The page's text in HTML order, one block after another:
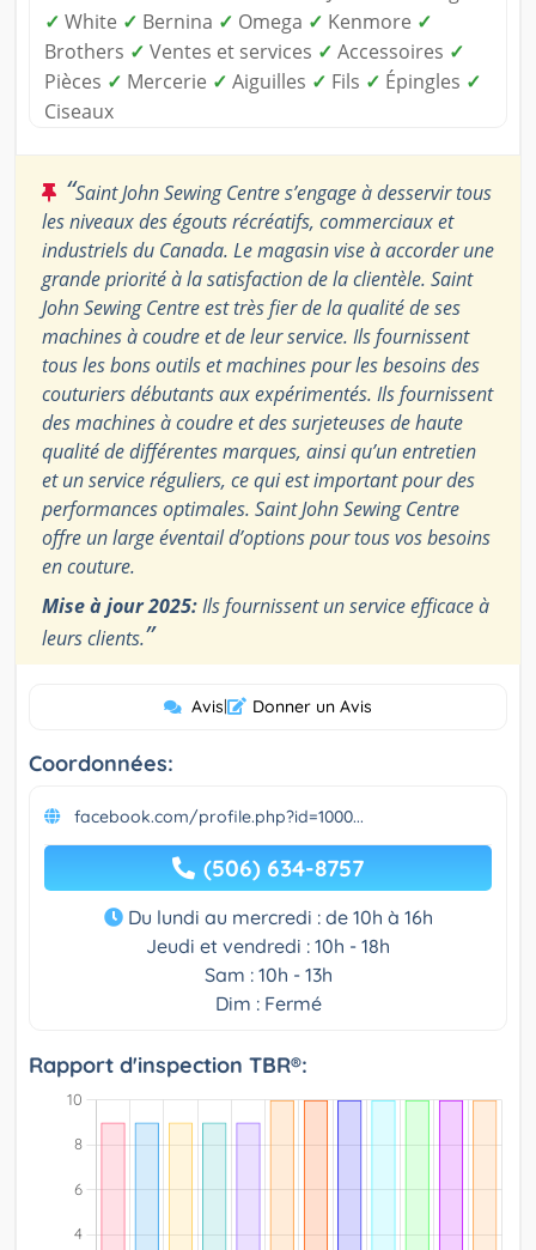
✓ White ✓ Bernina ✓ Omega ✓ Kenmore ✓
Brothers ✓ Ventes et services ✓ Accessoires ✓
Pièces ✓ Mercerie ✓ Aiguilles ✓ Fils ✓ Épingles ✓
Ciseaux
“Saint John Sewing Centre s’engage à desservir tous
les niveaux des égouts récréatifs, commerciaux et
industriels du Canada. Le magasin vise à accorder une
grande priorité à la satisfaction de la clientèle. Saint
John Sewing Centre est très fier de la qualité de ses
machines à coudre et de leur service. Ils fournissent
tous les bons outils et machines pour les besoins des
couturiers débutants aux expérimentés. Ils fournissent
des machines à coudre et des surjeteuses de haute
qualité de différentes marques, ainsi qu’un entretien
et un service réguliers, ce qui est important pour des
performances optimales. Saint John Sewing Centre
offre un large éventail d’options pour tous vos besoins
en couture.
Mise à jour 2025:Ils fournissent un service efficace à
leurs clients.”
Avis| Donner un Avis
Coordonnées:
facebook.com/profile.php?id=1000...
(506) 634-8757
Du lundi au mercredi : de 10h à 16h
Jeudi et vendredi : 10h - 18h
Sam : 10h - 13h
Dim : Fermé
Rapport d'inspection TBR®: